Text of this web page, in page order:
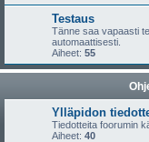
Testaus
Tänne saa vapaasti
automaattisesti.
Aiheet: 55
Ylläpidon
Tiedotteita foorumin
Aiheet: 40